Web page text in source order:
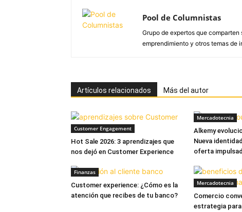
Pool de Columnistas
Grupo de expertos que
emprendimiento y otros temas de
Artículos relacionados Más del autor
Customer Engagement
Hot Sale 2026: 3 aprendizajes que
nos dejó en Customer Experience
Mercadotecnia
Alkemy
Nueva
oferta
Finanzas
Customer experience: ¿Cómo es la
atención que recibes de tu banco?
Mercadotecnia
Comercio
estrategia